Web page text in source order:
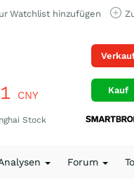
Watchlist hinzufügen
CNY
Stock
Kauf
Forum